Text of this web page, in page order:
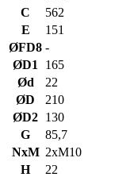
C
562
E
151
ØFD8 -
ØD1
165
Ød
22
ØD
210
ØD2 130
G
85,7
NxM 2xM10
H
22